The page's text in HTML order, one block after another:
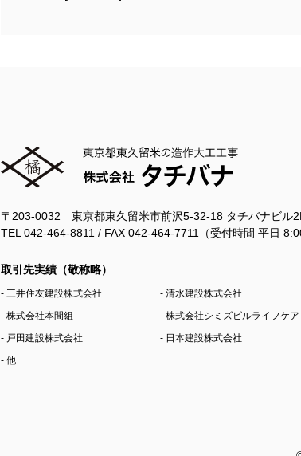
〒203-0032 東京都東久留米市前沢5-32-18 タチバナビル
TEL 042-464-8811 / FAX 042-464-7711（受付時間 平日
取引先実績（敬称略）
- 三井住友建設株式会社 - 清水建設株式会社
- 株式会社本間組
- 株式会社シミズビルライフケア
- 戸田建設株式会社
- 日本建設株式会社
- 他